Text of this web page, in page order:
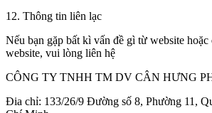
12. Thông tin liên lạc
Nếu bạn gặp bất kì vấn đề gì từ website hoặc
website, vui lòng liên hệ
CÔNG TY TNHH TM DV CÂN HƯNG
Đia chỉ: 133/26/9 Đường số 8, Phường 11,